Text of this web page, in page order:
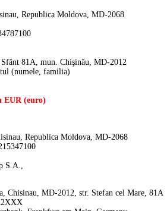
Republica Moldova, MD-2068
81A, mun. Chişinău, MD-2012
(numele, familia)
EUR (euro)
Republica Moldova, MD-2068
S.A.,
Chisinau, MD-2012, str. Stefan cel Mare, 81A